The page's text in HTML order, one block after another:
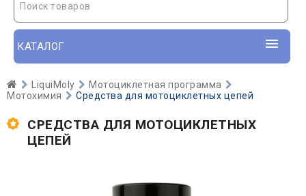
Поиск товаров
КАТАЛОГ
LiquiMoly
Мотоциклетная программа
Мотохимия
Средства для мотоциклетных цепей
СРЕДСТВА ДЛЯ МОТОЦИКЛЕТНЫХ
ЦЕПЕЙ